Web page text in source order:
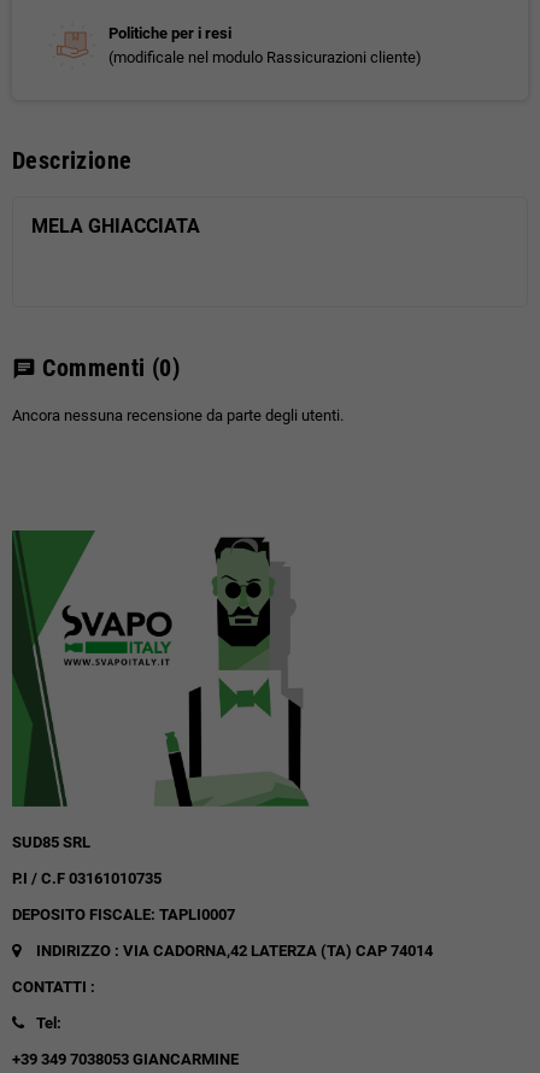
Politiche per i resi
(modificale nel modulo Rassicurazioni cliente)
Descrizione
MELA GHIACCIATA
chat Commenti (0)
Ancora nessuna recensione da parte degli utenti.
SUD85 SRL
P.I / C.F 03161010735
DEPOSITO FISCALE: TAPLI0007
INDIRIZZO : VIA CADORNA,42 LATERZA (TA) CAP 74014
CONTATTI :
Tel:
+39 349 7038053 GIANCARMINE